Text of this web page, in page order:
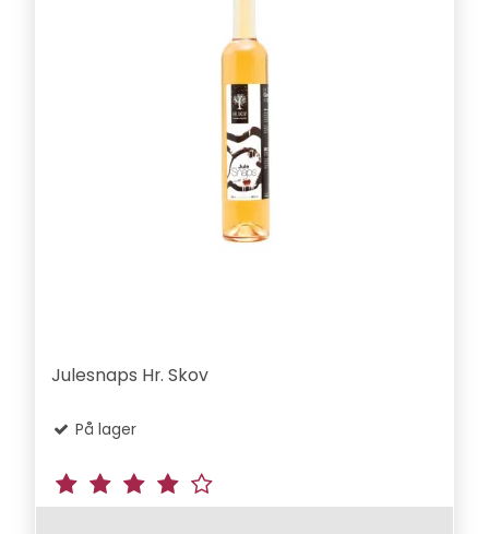
Julesnaps Hr. Skov
På lager